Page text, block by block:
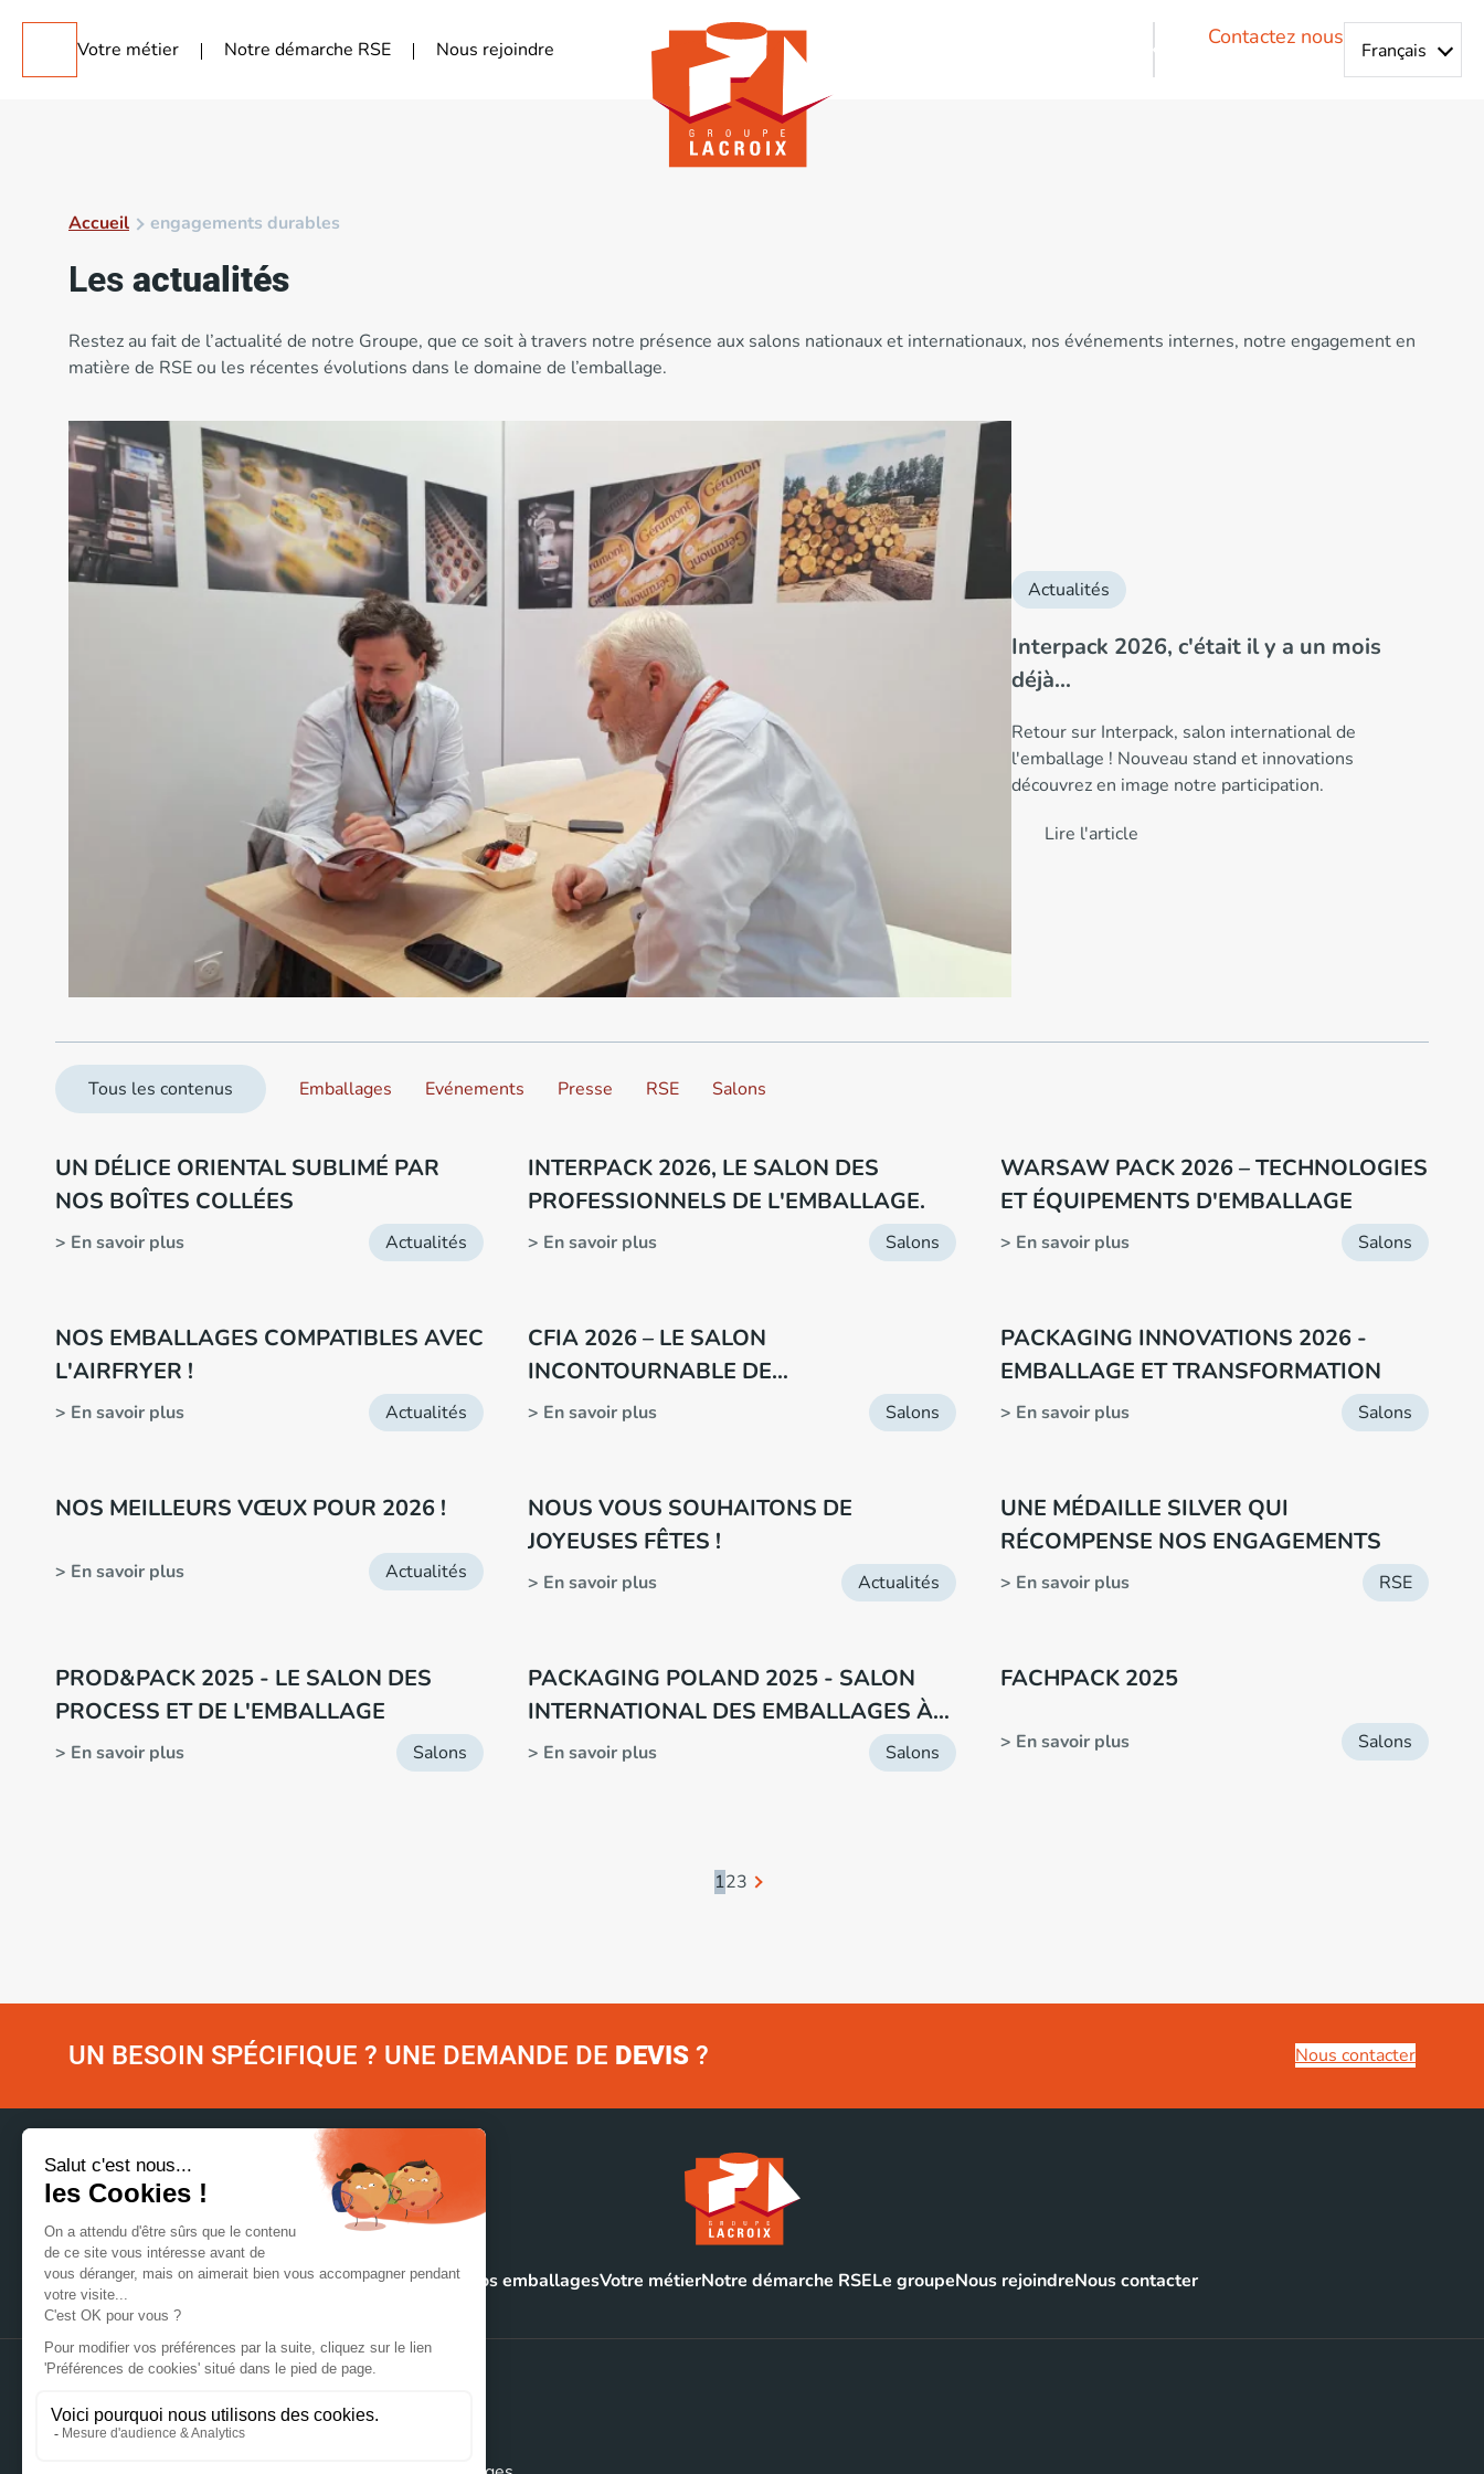
Votre métier Notre démarche RSE Nous rejoindre Contactez nous
Accueil engagements durables
Les actualités
Restez au fait de l’actualité de notre Groupe, que ce soit à travers notre présence aux salons nationaux et internationaux, nos événements internes, notre engagement en
matière de RSE ou les récentes évolutions dans le domaine de l’emballage.
Actualités
Interpack 2026, c'était il y a un mois
déjà...
Retour sur Interpack, salon international de
l'emballage ! Nouveau stand et innovations
découvrez en image notre participation.
Lire l'article
Tous les contenus Emballages Evénements Presse RSE Salons
UN DÉLICE ORIENTAL SUBLIMÉ PAR
NOS BOÎTES COLLÉES
> En savoir plus Actualités
INTERPACK 2026, LE SALON DES
PROFESSIONNELS DE L'EMBALLAGE.
> En savoir plus Salons
WARSAW PACK 2026 – TECHNOLOGIES
ET ÉQUIPEMENTS D'EMBALLAGE
> En savoir plus Salons
NOS EMBALLAGES COMPATIBLES AVEC
L'AIRFRYER !
> En savoir plus Actualités
CFIA 2026 – LE SALON
INCONTOURNABLE DE
L’AGROALIMENTAIRE
> En savoir plus Salons
PACKAGING INNOVATIONS 2026 -
EMBALLAGE ET TRANSFORMATION
> En savoir plus Salons
NOS MEILLEURS VŒUX POUR 2026 !
> En savoir plus Actualités
NOUS VOUS SOUHAITONS DE
JOYEUSES FÊTES !
> En savoir plus Actualités
UNE MÉDAILLE SILVER QUI
RÉCOMPENSE NOS ENGAGEMENTS
> En savoir plus RSE
PROD&PACK 2025 - LE SALON DES
PROCESS ET DE L'EMBALLAGE
> En savoir plus Salons
PACKAGING POLAND 2025 - SALON
INTERNATIONAL DES EMBALLAGES À
VARSOVIE
> En savoir plus Salons
FACHPACK 2025
> En savoir plus Salons
123
UN BESOIN SPÉCIFIQUE ? UNE DEMANDE DE DEVIS ? Nous contacter
AccueilNos matériaux Nos emballagesVotre métierNotre démarche RSELe groupeNous rejoindreNous contacter
106 rue du Vieux Bourg